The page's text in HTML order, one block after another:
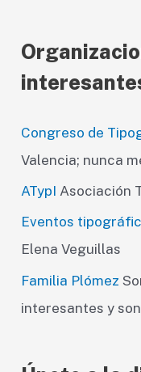
Congreso de
Valencia; nunca
ATypI Asociación
Eventos
Elena Veguillas
Familia Plómez
interesantes y